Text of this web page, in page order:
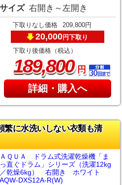
サイズ 右開き～左開き
下取りなし価格 209,800円
20,000円下取り
下取り後価格（税込）
189,800円
詳細・購入へ
繁に水洗いしない衣類も清
ＡＱＵＡ ドラム式洗濯乾燥機「ま
っ直ぐドラム」シリーズ（洗濯12kg
／乾燥6kg） 右開き ホワイト
AQW-DXS12A-R(W)